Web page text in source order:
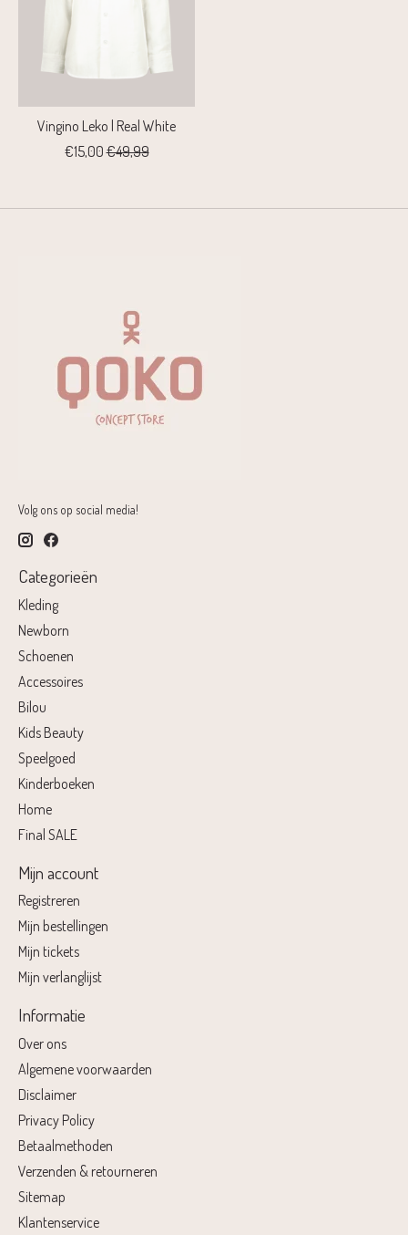
Vingino Leko | Real White
€15,00€49,99
Volg ons op social media!
Categorieën
Kleding
Newborn
Schoenen
Accessoires
Bilou
Kids Beauty
Speelgoed
Kinderboeken
Home
Final SALE
Mijn account
Registreren
Mijn bestellingen
Mijn tickets
Mijn verlanglijst
Informatie
Over ons
Algemene voorwaarden
Disclaimer
Privacy Policy
Betaalmethoden
Verzenden & retourneren
Sitemap
Klantenservice